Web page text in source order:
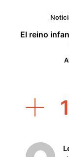
El reino